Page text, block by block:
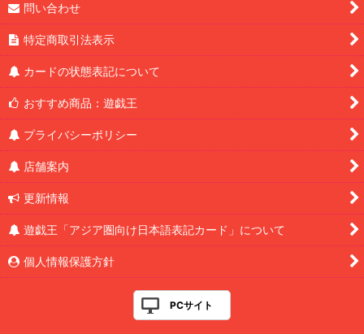
問い合わせ
特定商取引法表示
カードの状態表記について
おすすめ商品：遊戯王
プライバシーポリシー
店舗案内
更新情報
遊戯王「アジア圏向け日本語表記カード」について
個人情報保護方針
PCサイト